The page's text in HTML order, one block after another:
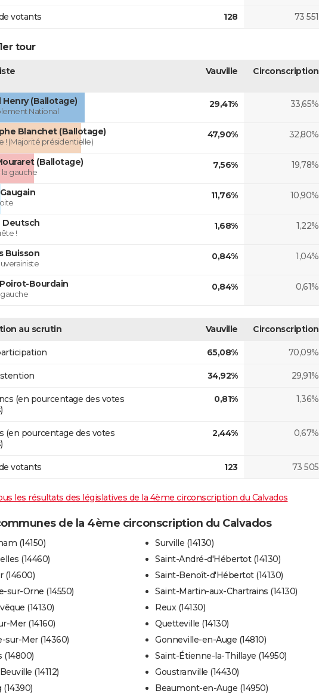
votants 128 73 551
tour
Vauville Circonscription
Henry (Ballotage)
National
29,41% 33,65%
Blanchet (Ballotage)
! (Majorité présidentielle)
47,90% 32,80%
(Ballotage)
gauche
7,56% 19,78%
11,76% 10,90%
Deutsch
!
1,68% 1,22%
Buisson 0,84% 1,04%
Bourdain 0,84% 0,61%
au scrutin Vauville Circonscription
65,08% 70,09%
34,92% 29,91%
(en pourcentage des votes
0,81% 1,36%
(en pourcentage des votes
2,44% 0,67%
votants 123 73 505
les résultats des législatives de la 4ème circonscription du Calvados
de la 4ème circonscription du Calvados
(14150)
(14460)
(14600)
sur-Orne (14550)
(14130)
Mer (14160)
sur-Mer (14360)
(14800)
(14112)
(14390)
Surville (14130)
Saint-André-d'Hébertot (14130)
Saint-Benoît-d'Hébertot (14130)
Saint-Martin-aux-Chartrains (14130)
Reux (14130)
Quetteville (14130)
Gonneville-en-Auge (14810)
Saint-Étienne-la-Thillaye (14950)
Goustranville (14430)
Beaumont-en-Auge (14950)